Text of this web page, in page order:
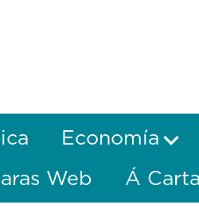
Economía
Web
Á Carta